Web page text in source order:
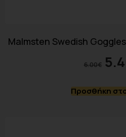
Malmsten Swedish
6.00€
Προσθήκη